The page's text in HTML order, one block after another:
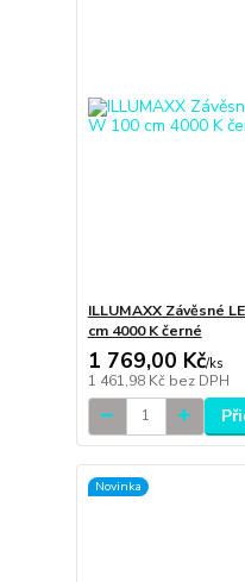
ILLUMAXX Závěsné
cm 4000 K černé
1 769,00 Kč/ks
1 461,98 Kč bez DPH
Novinka